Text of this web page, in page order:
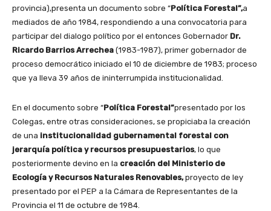
provincia),presenta un documento sobre “Política Forestal”,a
mediados de año 1984, respondiendo a una convocatoria para
participar del dialogo político por el entonces Gobernador Dr.
Ricardo Barrios Arrechea (1983-1987), primer gobernador de
proceso democrático iniciado el 10 de diciembre de 1983; proceso
que ya lleva 39 años de ininterrumpida institucionalidad.
En el documento sobre “Política Forestal”presentado por los
Colegas, entre otras consideraciones, se propiciaba la creación
de una institucionalidad gubernamental forestal con
jerarquía política y recursos presupuestarios, lo que
posteriormente devino en la creación del Ministerio de
Ecología y Recursos Naturales Renovables,proyecto de ley
presentado por el PEP a la Cámara de Representantes de la
Provincia el 11 de octubre de 1984.